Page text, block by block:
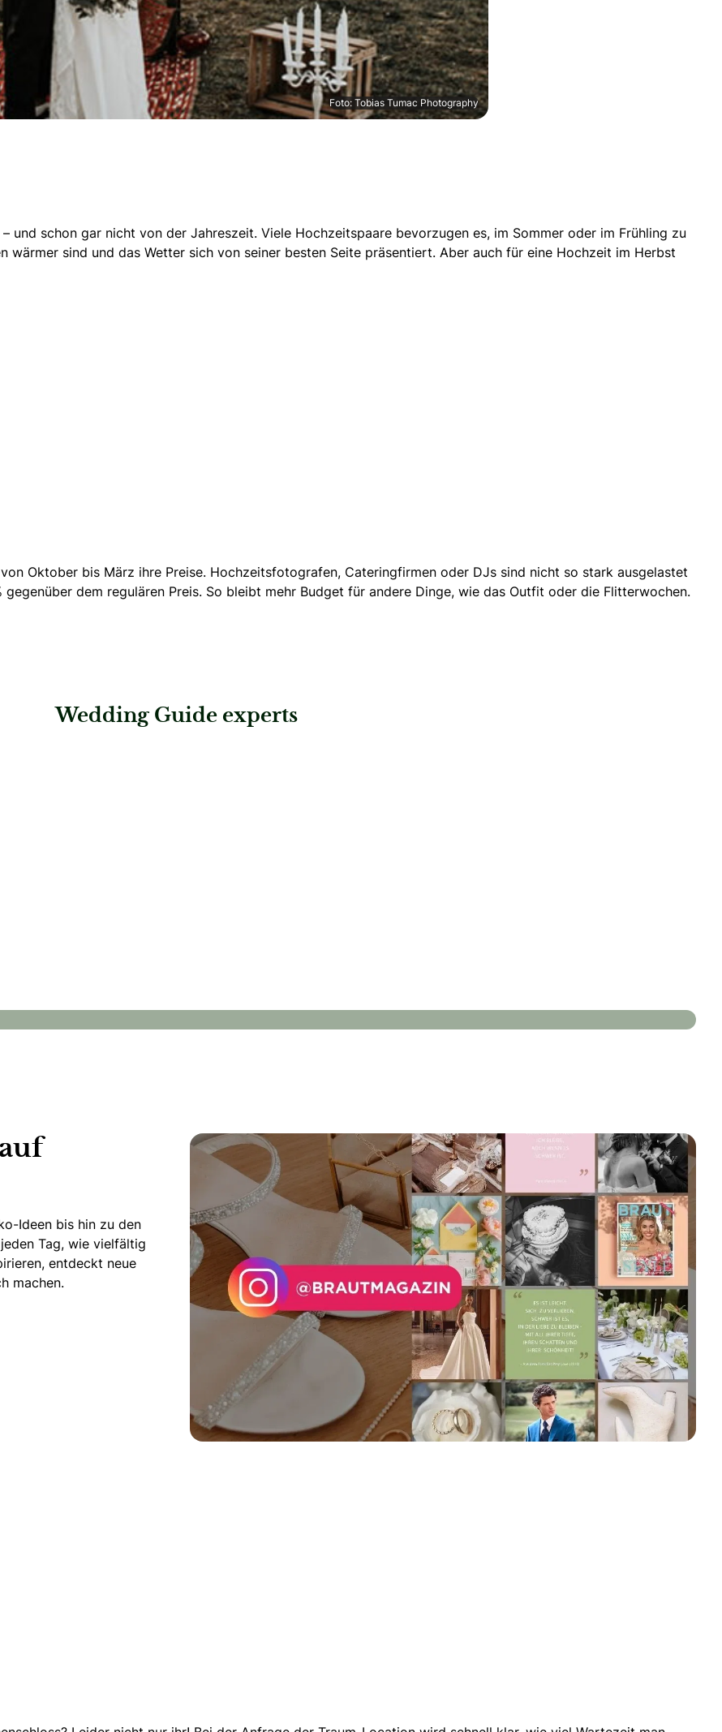
Foto: Tobias Tumac Photography
– und schon gar nicht von der Jahreszeit. Viele Hochzeitspaare bevorzugen es, im Sommer oder im Frühling zu
wärmer sind und das Wetter sich von seiner besten Seite präsentiert. Aber auch für eine Hochzeit im Herbst
Oktober bis März ihre Preise. Hochzeitsfotografen, Cateringfirmen oder DJs sind nicht so stark ausgelastet
dem regulären Preis. So bleibt mehr Budget für andere Dinge, wie das Outfit oder die Flitterwochen.
Wedding Guide experts
Ideen bis hin zu den
Tag, wie vielfältig
entdeckt neue
machen.